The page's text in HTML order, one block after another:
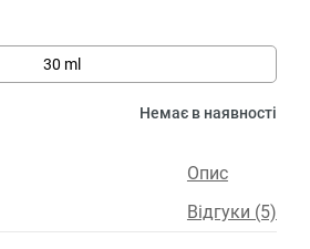
30 ml
Немає в наявності
Опис
Відгуки (5)